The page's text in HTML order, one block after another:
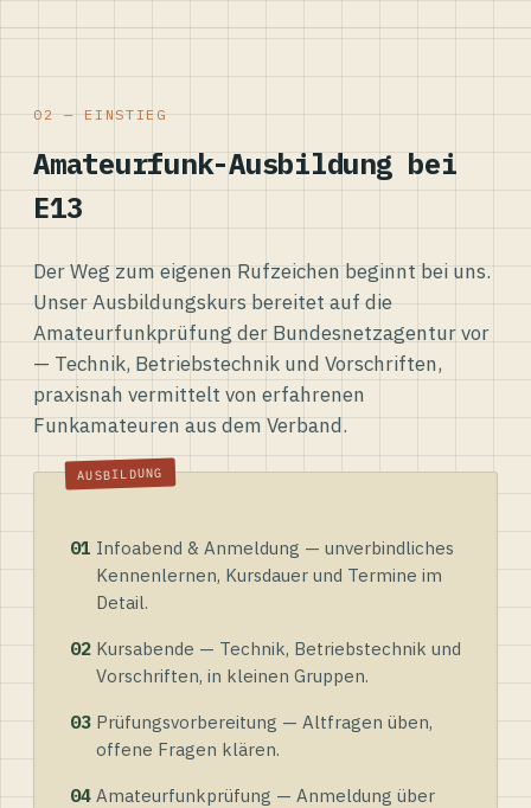
02 — EINSTIEG
Amateurfunk-Ausbildung bei
E13
Der Weg zum eigenen Rufzeichen beginnt bei uns.
Unser Ausbildungskurs bereitet auf die
Amateurfunkprüfung der Bundesnetzagentur vor
— Technik, Betriebstechnik und Vorschriften,
praxisnah vermittelt von erfahrenen
Funkamateuren aus dem Verband.
01 Infoabend & Anmeldung — unverbindliches
Kennenlernen, Kursdauer und Termine im
Detail.
02 Kursabende — Technik, Betriebstechnik und
Vorschriften, in kleinen Gruppen.
03 Prüfungsvorbereitung — Altfragen üben,
offene Fragen klären.
04 Amateurfunkprüfung — Anmeldung über